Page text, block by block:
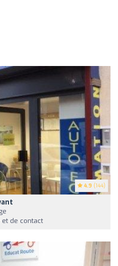
4.9 (144)
de contact